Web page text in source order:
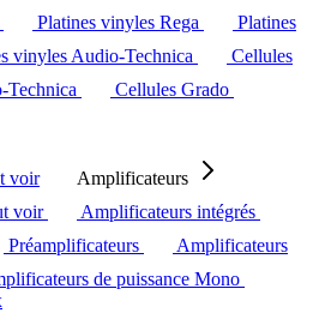
Platines vinyles Rega
Platines
vinyles Audio-Technica
Cellules
Technica
Cellules Grado
voir
Amplificateurs
voir
Amplificateurs intégrés
Préamplificateurs
Amplificateurs
de puissance Mono